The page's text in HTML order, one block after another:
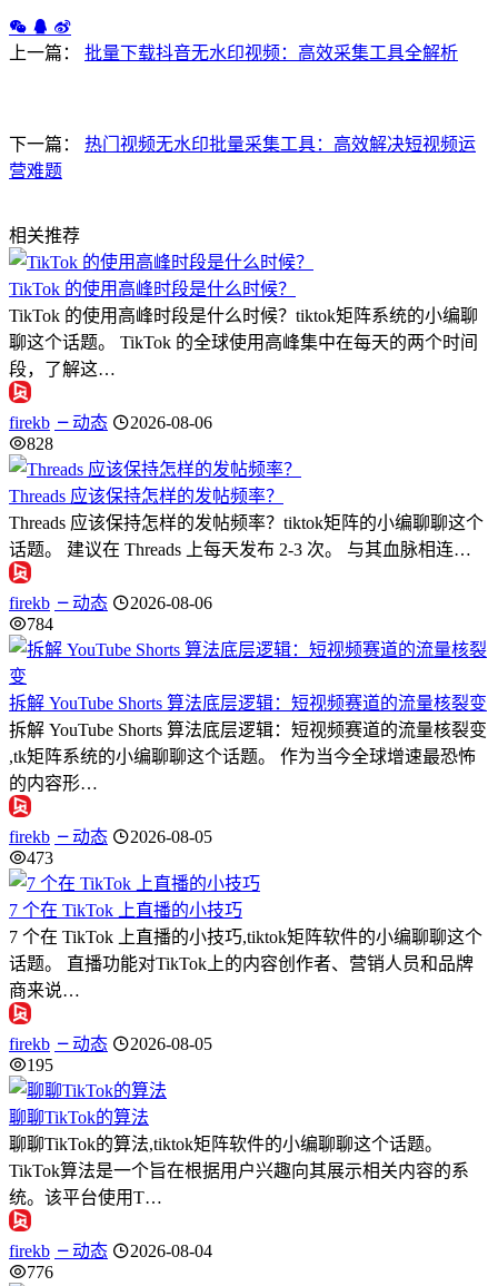
上一篇： 批量下载抖音无水印视频：高效采集工具全解析
下一篇：
热门视频无水印批量采集工具：高效解决短视频运
营难题
相关推荐
TikTok 的使用高峰时段是什么时候？
TikTok 的使用高峰时段是什么时候？tiktok矩阵系统的小编聊
聊这个话题。 TikTok 的全球使用高峰集中在每天的两个时间
段，了解这…
firekb 动态
2026-08-06
828
Threads 应该保持怎样的发帖频率？
Threads 应该保持怎样的发帖频率？tiktok矩阵的小编聊聊这个
话题。 建议在 Threads 上每天发布 2-3 次。 与其血脉相连…
firekb 动态
2026-08-06
784
拆解 YouTube Shorts 算法底层逻辑：短视频赛道的流量核裂变
拆解 YouTube Shorts 算法底层逻辑：短视频赛道的流量核裂变
,tk矩阵系统的小编聊聊这个话题。 作为当今全球增速最恐怖
的内容形…
firekb 动态
2026-08-05
473
7 个在 TikTok 上直播的小技巧
7 个在 TikTok 上直播的小技巧,tiktok矩阵软件的小编聊聊这个
话题。 直播功能对TikTok上的内容创作者、营销人员和品牌
商来说…
firekb 动态
2026-08-05
195
聊聊TikTok的算法
聊聊TikTok的算法,tiktok矩阵软件的小编聊聊这个话题。
TikTok算法是一个旨在根据用户兴趣向其展示相关内容的系
统。该平台使用T…
firekb 动态
2026-08-04
776